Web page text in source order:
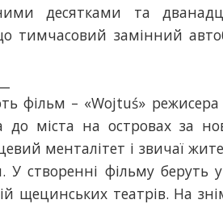
десятками та
тимчасовий замінний
фільм – «Wojtuś»
до міста на островах за
менталітет і звичаї
створенні фільму беруть
щецинських театрів. На